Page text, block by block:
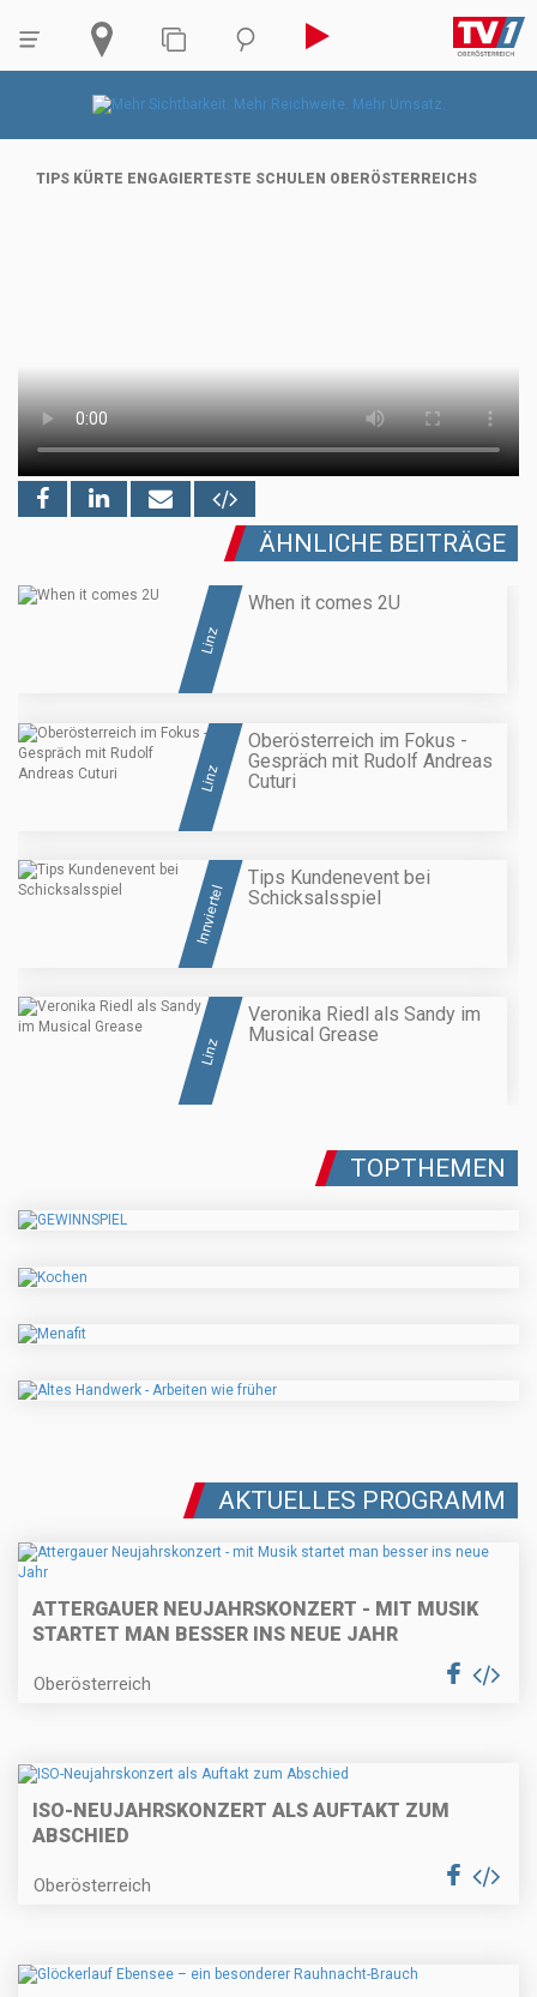
TIPS KÜRTE ENGAGIERTESTE SCHULEN OBERÖSTERREICHS
ÄHNLICHE BEITRÄGE
Linz
When it comes 2U
Linz
Oberösterreich im Fokus -
Gespräch mit Rudolf Andreas
Cuturi
Innviertel
Tips Kundenevent bei
Schicksalsspiel
Linz
Veronika Riedl als Sandy im
Musical Grease
TOPTHEMEN
AKTUELLES PROGRAMM
ATTERGAUER NEUJAHRSKONZERT - MIT MUSIK
STARTET MAN BESSER INS NEUE JAHR
Oberösterreich
ISO-NEUJAHRSKONZERT ALS AUFTAKT ZUM
ABSCHIED
Oberösterreich